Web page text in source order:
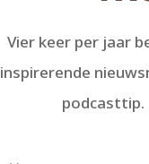
Vier keer per jaar
inspirerende
podcasttip.